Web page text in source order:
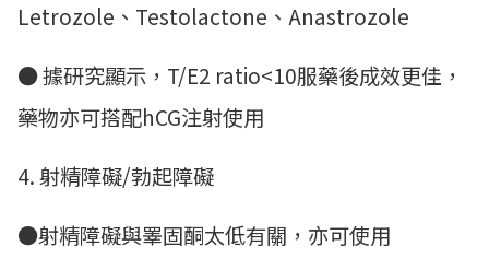
Letrozole、Testolactone、Anastrozole
● 據研究顯示，T/E2 ratio<10服藥後成效更佳，
藥物亦可搭配hCG注射使用
4. 射精障礙/勃起障礙
●射精障礙與睪固酮太低有關，亦可使用